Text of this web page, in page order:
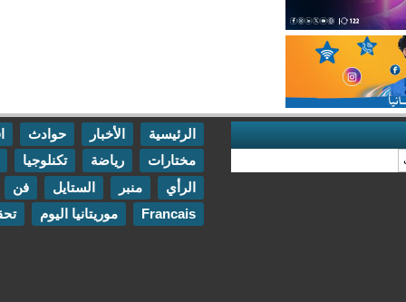
حوادث
اقتصاد
تكنلوجيا
مقابلات
الستايل فن
اتصل بنا
موريتانيا اليوم تحقيقات